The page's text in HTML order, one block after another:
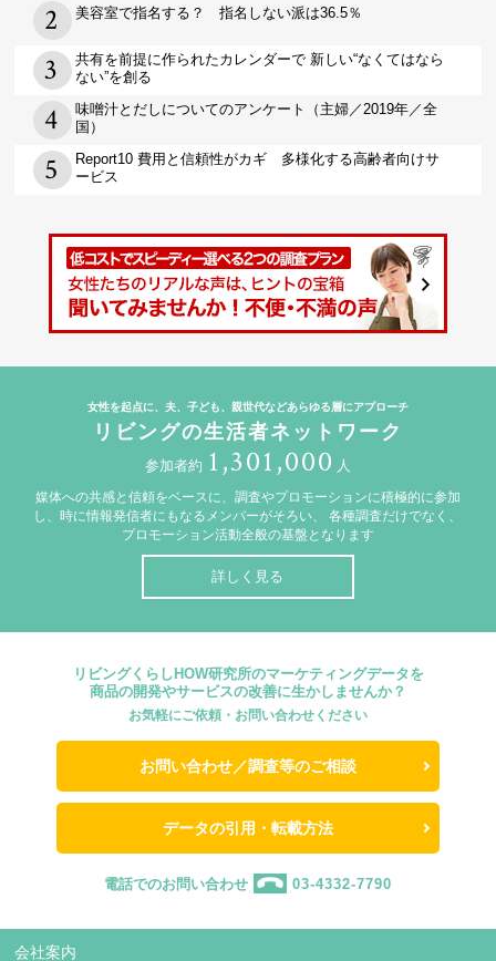
美容室で指名する？ 指名しない派は36.5％
共有を前提に作られたカレンダーで 新しい“なくてはなら
ない”を創る
味噌汁とだしについてのアンケート（主婦／2019年／全
国）
Report10 費用と信頼性がカギ 多様化する高齢者向けサ
ービス
女性を起点に、夫、子ども、親世代などあらゆる層にアプローチ
リビングの生活者ネットワーク
参加者約 1,301,000 人
媒体への共感と信頼をベースに、調査やプロモーションに積極的に参加
し、時に情報発信者にもなるメンバーがそろい、
各種調査だけでなく、
プロモーション活動全般の基盤となります
詳しく見る
リビングくらしHOW研究所のマーケティングデータを
商品の開発やサービスの改善に生かしませんか？
お気軽にご依頼・お問い合わせください
お問い合わせ／調査等のご相談
データの引用・転載方法
電話でのお問い合わせ 03-4332-7790
会社案内